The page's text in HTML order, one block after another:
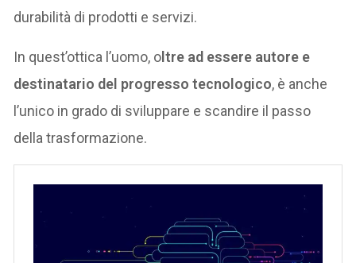
durabilità di prodotti e servizi.
In quest’ottica l’uomo, o ltre ad essere autore e
destinatario del progresso tecnologico, è anche
l’unico in grado di sviluppare e scandire il passo
della trasformazione.